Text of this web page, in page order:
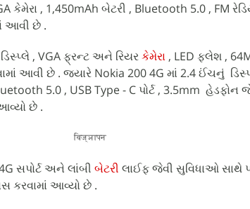
કેમેરા , 1,450mAh બેટરી , Bluetooth 5.0 , FM
આવી છે .
, VGA ફ્રન્ટ અને રિયરકેમેરા , LED ફ્લેશ ,
આવી છે . જયારે Nokia 200 4G માં 2.4 ઈંચનું
5.0 , USB Type - C પોર્ટ , 3.5mm
છે .
विज्ञापन
સપોર્ટ અને લાંબી બેટરી લાઈફ જેવી સુવિધાઓ સાથે
કરવામાં આવ્યો છે .